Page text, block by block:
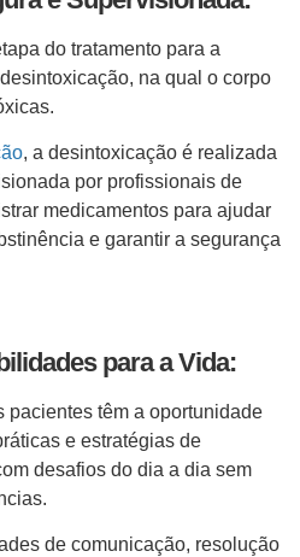
do tratamento para a
na qual o corpo
, a desintoxicação é realizada
por profissionais de
medicamentos para ajudar
e garantir a segurança
para a Vida:
pacientes têm a oportunidade
e estratégias de
desafios do dia a dia sem
de comunicação, resolução